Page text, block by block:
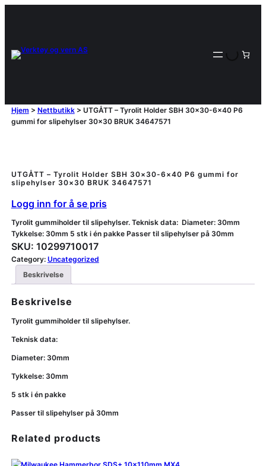
Hjem > Nettbutikk> UTGÅTT – Tyrolit Holder SBH 30×30-6×40 P6
gummi for slipehylser 30×30 BRUK 34647571
UTGÅTT – Tyrolit Holder SBH 30×30-6×40 P6 gummi for
slipehylser 30×30 BRUK 34647571
Logg inn for å se pris
Tyrolit gummiholder til slipehylser. Teknisk data: Diameter: 30mm
Tykkelse: 30mm 5 stk i én pakke Passer til slipehylser på 30mm
SKU: 10299710017
Category: Uncategorized
Beskrivelse
Beskrivelse
Tyrolit gummiholder til slipehylser.
Teknisk data:
Diameter: 30mm
Tykkelse: 30mm
5 stk i én pakke
Passer til slipehylser på 30mm
Related products